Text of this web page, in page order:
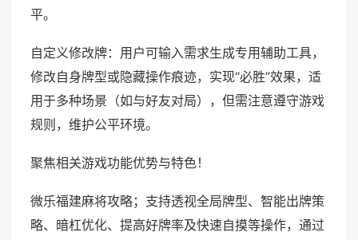
平。
自定义修改牌：用户可输入需求生成专用辅助工具，
修改自身牌型或隐藏操作痕迹，实现“必胜”效果，适
用于多种场景（如与好友对局），但需注意遵守游戏
规则，维护公平环境。
聚焦相关游戏功能优势与特色！
微乐福建麻将攻略；支持透视全局牌型、智能出牌策
略、暗杠优化、提高好牌率及快速自摸等操作，通过